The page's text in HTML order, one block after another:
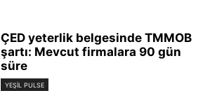
ÇED yeterlik belgesinde TMMOB
şartı: Mevcut firmalara 90 gün
süre
YEŞIL PULSE